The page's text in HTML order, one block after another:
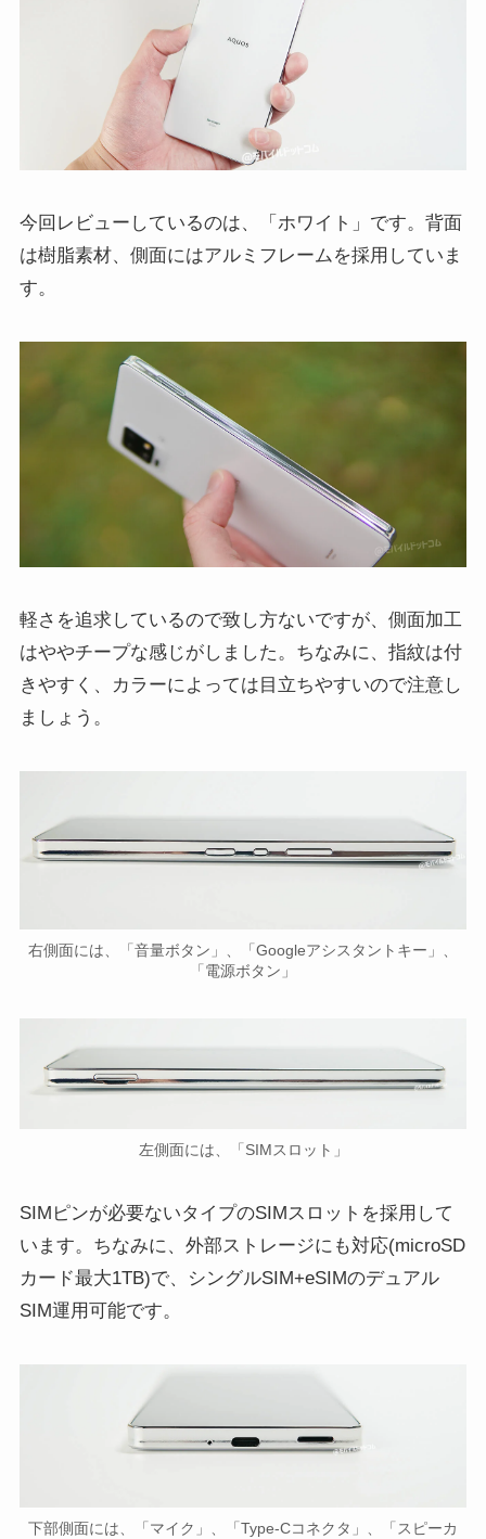
今回レビューしているのは、「ホワイト」です。背面
は樹脂素材、側面にはアルミフレームを採用していま
す。
軽さを追求しているので致し方ないですが、側面加工
はややチープな感じがしました。ちなみに、指紋は付
きやすく、カラーによっては目立ちやすいので注意し
ましょう。
右側面には、「音量ボタン」、「Googleアシスタントキー」、
「電源ボタン」
左側面には、「SIMスロット」
SIMピンが必要ないタイプのSIMスロットを採用して
います。ちなみに、外部ストレージにも対応(microSD
カード最大1TB)で、シングルSIM+eSIMのデュアル
SIM運用可能です。
下部側面には、「マイク」、「Type-Cコネクタ」、「スピーカ